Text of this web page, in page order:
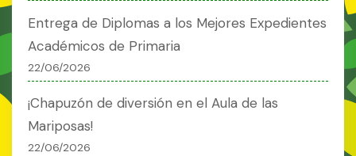
Entrega de Diplomas a los Mejores Expedientes
Académicos de Primaria
22/06/2026
¡Chapuzón de diversión en el Aula de las
Mariposas!
22/06/2026